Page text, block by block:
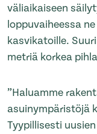
väliaikaiseen
loppuvaiheessa
kasvikatoille.
metriä korkea
”Haluamme
asuinympäristöjä
Tyypillisesti